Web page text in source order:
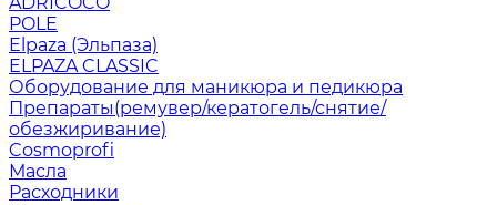
POLE
Elpaza (Эльпаза)
ELPAZA CLASSIC
Оборудование для маникюра и педикюра
Препараты(ремувер/кератогель/снятие/
обезжиривание)
Cosmoprofi
Масла
Расходники